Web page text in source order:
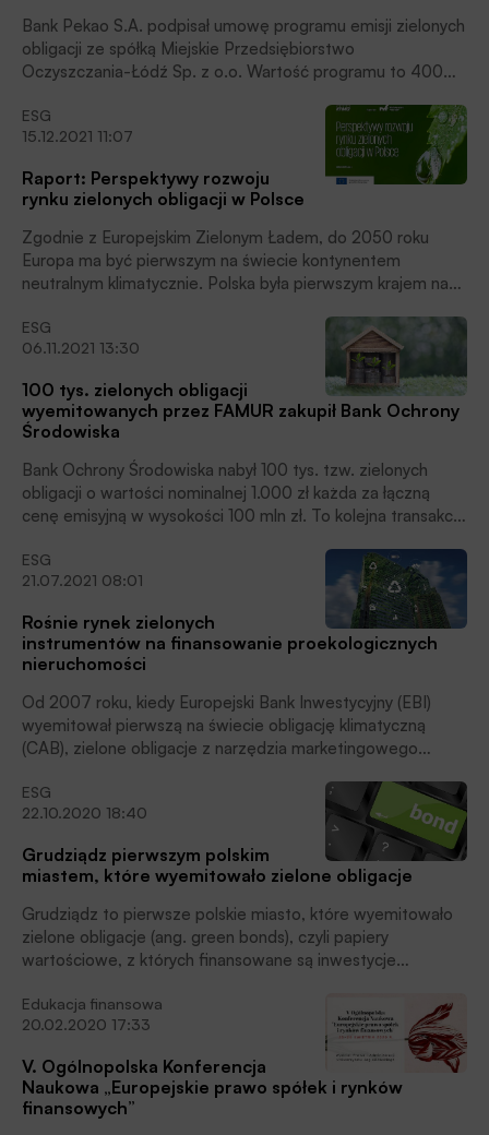
Bank Pekao S.A. podpisał umowę programu emisji zielonych
obligacji ze spółką Miejskie Przedsiębiorstwo
Oczyszczania-Łódź Sp. z o.o. Wartość programu to 400
Recyklingu, czyli zespołu instalacji do przetwarzania
miejskich odpadów komunalnych. To pierwszy w Polsce
program emisji zielonych obligacji w branży gospodarki
odpadami, poinformował Bank.
ESG
15.12.2021 11:07
Raport: Perspektywy rozwoju
rynku zielonych obligacji w Polsce
Zgodnie z Europejskim Zielonym Ładem, do 2050 roku
Europa ma być pierwszym na świecie kontynentem
neutralnym klimatycznie. Polska była pierwszym krajem na
skarbowe na kwotę 750 mln euro. Jak wynika z raportu
KPMG w Polsce przygotowanego na zlecenie Ministerstwa
Finansów, nasz rynek charakteryzuje się znaczącym
potencjałem do dalszego rozwoju emisji zielonych obligacji
korporacyjnych i komunalnych.
ESG
06.11.2021 13:30
100 tys. zielonych obligacji
wyemitowanych przez FAMUR zakupił Bank Ochrony
Środowiska
Bank Ochrony Środowiska nabył 100 tys. tzw. zielonych
obligacji o wartości nominalnej 1.000 zł każda za łączną
cenę emisyjną w wysokości 100 mln zł. To kolejna transakcja
poinformował BOŚ.
ESG
21.07.2021 08:01
Rośnie rynek zielonych
instrumentów na finansowanie proekologicznych
nieruchomości
Od 2007 roku, kiedy Europejski Bank Inwestycyjny (EBI)
wyemitował pierwszą na świecie obligację klimatyczną
(CAB), zielone obligacje z narzędzia marketingowego
narzędzi inwestycyjnych. Ten trend jest widoczny także na
rynku nieruchomości i można spodziewać się, że będzie się
tylko umacniał, oceniają eksperci Colliers i Berlin Hyp.
ESG
22.10.2020 18:40
Grudziądz pierwszym polskim
miastem, które wyemitowało zielone obligacje
Grudziądz to pierwsze polskie miasto, które wyemitowało
zielone obligacje (ang. green bonds), czyli papiery
wartościowe, z których finansowane są inwestycje
Sp.z.o.o. w Grudziądzu otrzymały certyfikat na
finansowanie i refinansowanie obligacji przychodowych na
kwotę 63,2 mln zł. Emisja została przeprowadzona przy
współudziale DNB Bank Polska, który nabył obligacje na
własny portfel ‒ poinformował Bank.
Edukacja finansowa
20.02.2020 17:33
V. Ogólnopolska Konferencja
Naukowa „Europejskie prawo spółek i rynków
finansowych”